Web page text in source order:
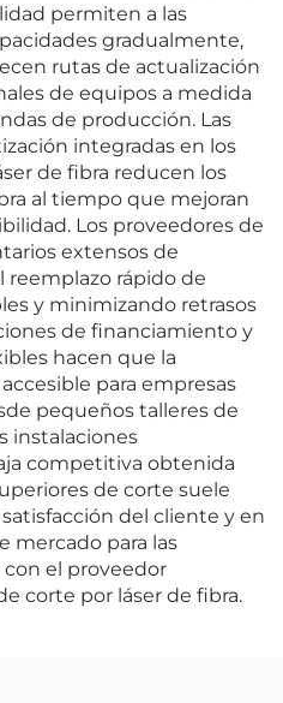
permiten a las
gradualmente,
rutas de actualización
de equipos a medida
de producción. Las
integradas en los
de fibra reducen los
al tiempo que mejoran
Los proveedores de
extensos de
reemplazo rápido de
y minimizando retrasos
de financiamiento y
hacen que la
para empresas
pequeños talleres de
instalaciones
competitiva obtenida
de corte suele
del cliente y en
mercado para las
el proveedor
corte por láser de fibra.